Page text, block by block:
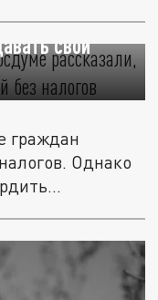
Госдуме
свой
граждан
Однако